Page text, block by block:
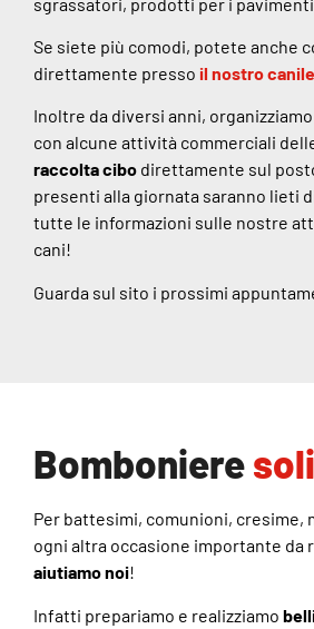
Se siete più comodi, potete anche
direttamente presso il nostro canile
Inoltre da diversi anni,
con alcune attività commerciali
raccolta cibo direttamente sul
presenti alla giornata saranno lieti
tutte le informazioni sulle nostre
cani!
Guarda sul sito i prossimi
Bomboniere
Per battesimi, comunioni, cresime,
ogni altra occasione importante da
aiutiamo noi!
Infatti prepariamo e realizziamo